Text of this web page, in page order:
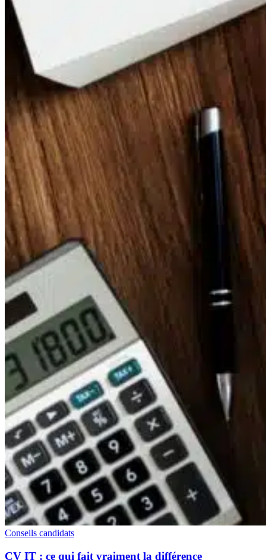
Conseils candidats
CV IT : ce qui fait vraiment la différence